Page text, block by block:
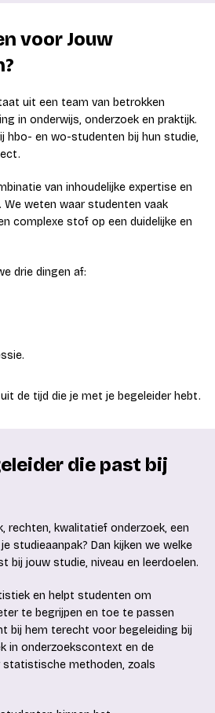
voor Jouw
uit een team van betrokken
in onderwijs, onderzoek en praktijk.
hbo- en wo-studenten bij hun studie,
van inhoudelijke expertise en
We weten waar studenten vaak
complexe stof op een duidelijke en
drie dingen af:
de tijd die je met je begeleider hebt.
die past bij
rechten, kwalitatief onderzoek, een
studieaanpak? Dan kijken we welke
bij jouw studie, niveau en leerdoelen.
en helpt studenten om
te begrijpen en toe te passen
bij hem terecht voor begeleiding bij
in onderzoekscontext en de
methoden, zoals